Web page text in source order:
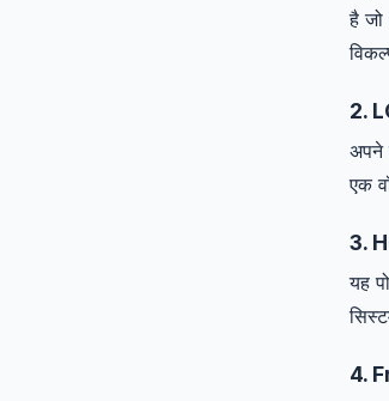
है जो
2.
अपने
एक
3.
यह
4.